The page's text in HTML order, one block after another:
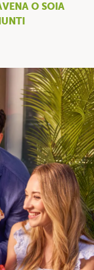
O SOIA